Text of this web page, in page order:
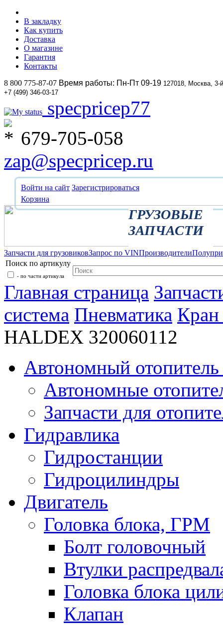
В закладку
Как купить
Доставка
О магазине
Гарантия
Контакты
8 800 775-87-07 Время работы: Пн-Пт 09-19 127018, Москва,
+7 (499) 346-03-17
specpricep77
679-705-058
zap@specpricep.ru
Войти на сайт Зарегистрироваться
Корзина
ГРУЗОВЫЕ
ЗАПЧАСТИ
Запчасти для грузовиковЗапрос по VINПроизводители
Поиск по артикулу
- по части артикула
Главная страница
система Пневматика Кран
HALDEX 320060112
Автономный отопитель
Автономные
Запчасти для
Гидравлика
Гидростанции
Гидроцилиндры
Двигатель
Головка блока, ГРМ
Болт головочный
Втулки
Головка блока
Клапан